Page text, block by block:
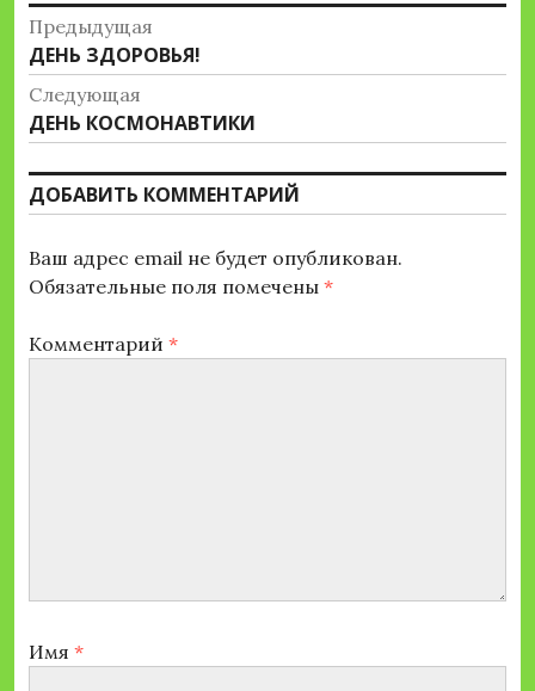
Навигация
по
записям
Предыдущая
Предыдущая
запись:
ДЕНЬ ЗДОРОВЬЯ!
Следующая
Следующая
запись:
ДЕНЬ КОСМОНАВТИКИ
ДОБАВИТЬ КОММЕНТАРИЙ
Ваш адрес email не будет опубликован.
Обязательные поля помечены *
Комментарий *
Имя *